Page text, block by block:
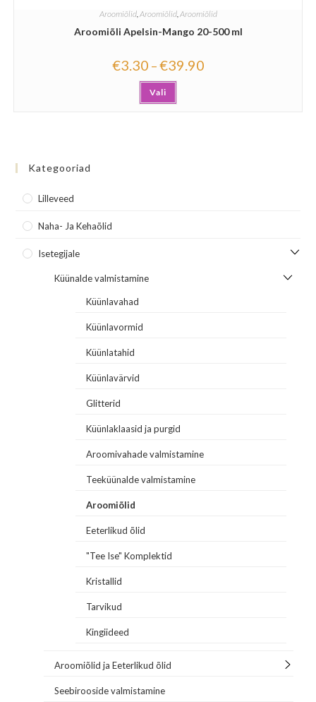
Aroomiõlid, Aroomiõlid, Aroomiõlid
Aroomiõli Apelsin-Mango 20-500 ml
€3.30 –€39.90
Vali
Kategooriad
Lilleveed
Naha- Ja Kehaõlid
Isetegijale
Küünalde valmistamine
Küünlavahad
Küünlavormid
Küünlatahid
Küünlavärvid
Glitterid
Küünlaklaasid ja purgid
Aroomivahade valmistamine
Teeküünalde valmistamine
Aroomiõlid
Eeterlikud õlid
"Tee Ise" Komplektid
Kristallid
Tarvikud
Kingiideed
Aroomiõlid ja Eeterlikud õlid
Seebirooside valmistamine